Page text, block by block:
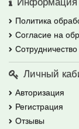
Политика
Согласие на
Сотрудничество
Личный
Авторизация
Регистрация
Отзывы